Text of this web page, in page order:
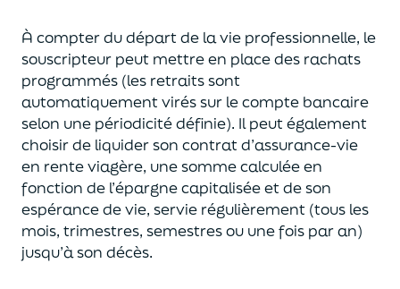
À compter du départ de la vie professionnelle, le
souscripteur peut mettre en place des rachats
programmés (les retraits sont
automatiquement virés sur le compte bancaire
selon une périodicité définie). Il peut également
choisirde liquider son contrat d’assurance-vie
en rente viagère, une somme calculée en
fonction de l’épargne capitalisée et deson
espérance de vie, servie régulièrement (tous les
mois, trimestres, semestres ou une fois par an)
jusqu’à son décès.